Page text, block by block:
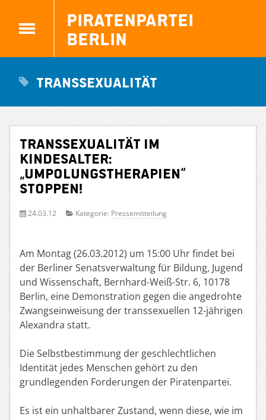
Piratenpartei
Berlin
Transsexualität
Transsexualität im
Kindesalter:
„Umpolungstherapien“
stoppen!
24.03.12 Kategorie: Pressemitteilung
Am Montag (26.03.2012) um 15:00 Uhr findet bei
der Berliner Senatsverwaltung für Bildung, Jugend
und Wissenschaft, Bernhard-Weiß-Str. 6, 10178
Berlin, eine Demonstration gegen die angedrohte
Zwangseinweisung der transsexuellen 12-jährigen
Alexandra statt.
Die Selbstbestimmung der geschlechtlichen
Identität jedes Menschen gehört zu den
grundlegenden Forderungen der Piratenpartei.
Es ist ein unhaltbarer Zustand, wenn diese, wie im